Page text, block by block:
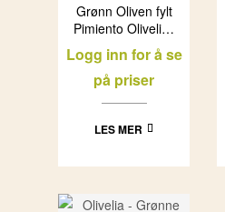
Grønn Oliven fylt
Pimiento Olivelia i
glass (6x1L)
Logg inn for å se
på priser
LES MER